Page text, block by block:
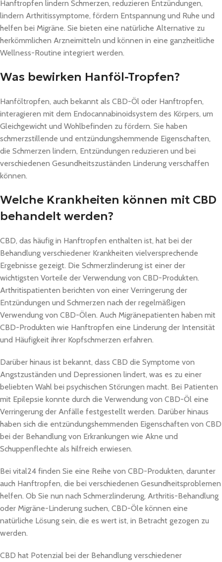
Hanftropfen lindern Schmerzen, reduzieren Entzündungen,
lindern Arthritissymptome, fördern Entspannung und Ruhe und
helfen bei Migräne. Sie bieten eine natürliche Alternative zu
herkömmlichen Arzneimitteln und können in eine ganzheitliche
Wellness-Routine integriert werden.
Was bewirken Hanföl-Tropfen?
Hanföltropfen, auch bekannt als CBD-Öl oder Hanftropfen,
interagieren mit dem Endocannabinoidsystem des Körpers, um
Gleichgewicht und Wohlbefinden zu fördern. Sie haben
schmerzstillende und entzündungshemmende Eigenschaften,
die Schmerzen lindern, Entzündungen reduzieren und bei
verschiedenen Gesundheitszuständen Linderung verschaffen
können.
Welche Krankheiten können mit CBD
behandelt werden?
CBD, das häufig in Hanftropfen enthalten ist, hat bei der
Behandlung verschiedener Krankheiten vielversprechende
Ergebnisse gezeigt. Die Schmerzlinderung ist einer der
wichtigsten Vorteile der Verwendung von CBD-Produkten.
Arthritispatienten berichten von einer Verringerung der
Entzündungen und Schmerzen nach der regelmäßigen
Verwendung von CBD-Ölen. Auch Migränepatienten haben mit
CBD-Produkten wie Hanftropfen eine Linderung der Intensität
und Häufigkeit ihrer Kopfschmerzen erfahren.
Darüber hinaus ist bekannt, dass CBD die Symptome von
Angstzuständen und Depressionen lindert, was es zu einer
beliebten Wahl bei psychischen Störungen macht. Bei Patienten
mit Epilepsie konnte durch die Verwendung von CBD-Öl eine
Verringerung der Anfälle festgestellt werden. Darüber hinaus
haben sich die entzündungshemmenden Eigenschaften von CBD
bei der Behandlung von Erkrankungen wie Akne und
Schuppenflechte als hilfreich erwiesen.
Bei vital24 finden Sie eine Reihe von CBD-Produkten, darunter
auch Hanftropfen, die bei verschiedenen Gesundheitsproblemen
helfen. Ob Sie nun nach Schmerzlinderung, Arthritis-Behandlung
oder Migräne-Linderung suchen, CBD-Öle können eine
natürliche Lösung sein, die es wert ist, in Betracht gezogen zu
werden.
CBD hat Potenzial bei der Behandlung verschiedener